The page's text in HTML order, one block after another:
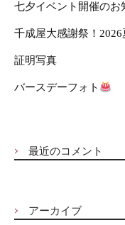
七夕イベント開催のお
千成屋大感謝祭！
証明写真
バースデーフォト
最近のコメント
アーカイブ